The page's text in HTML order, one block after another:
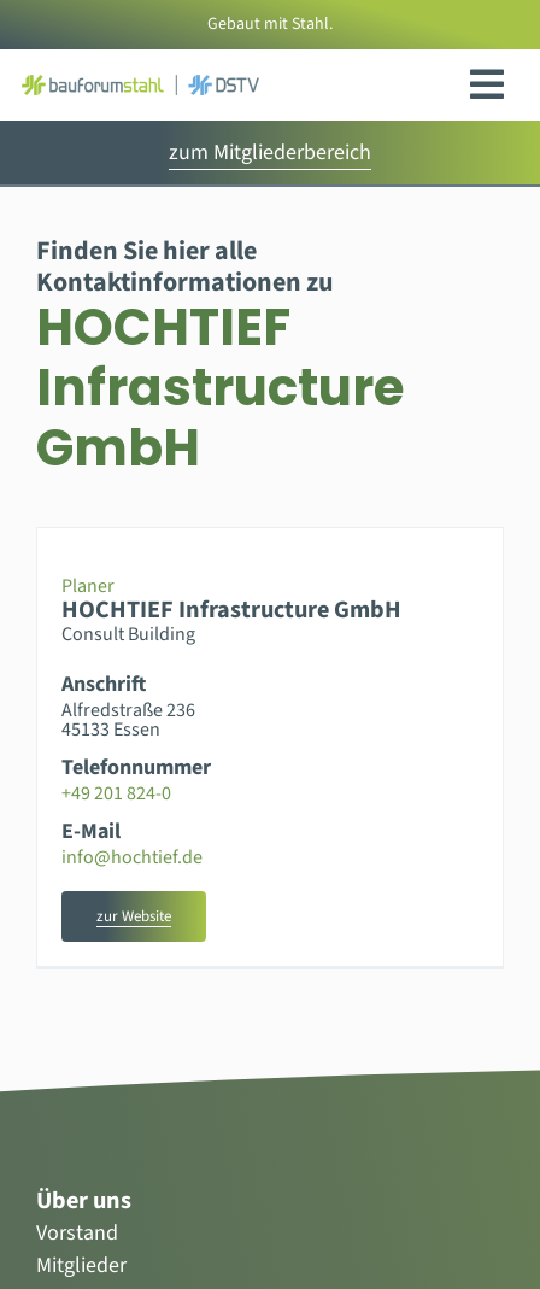
Inhalt
springen
Gebaut mit Stahl.
zum Mitgliederbereich
Finden Sie hier alle
Kontaktinformationen zu
HOCHTIEF
Infrastructure
GmbH
Planer
HOCHTIEF Infrastructure GmbH
Consult Building
Anschrift
Alfredstraße 236
45133 Essen
Telefonnummer
+49 201 824-0
E-Mail
info@hochtief.de
zur Website
Über uns
Vorstand
Mitglieder